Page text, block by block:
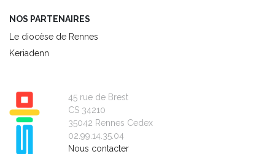
NOS PARTENAIRES
Le diocèse de Rennes
Keriadenn
45 rue de Brest
CS 34210
35042 Rennes Cedex
02.99.14.35.04
Nous contacter